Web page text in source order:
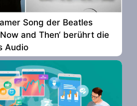
Song der Beatles
and Then‘ berührt die
Audio